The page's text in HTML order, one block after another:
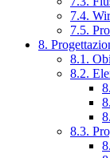
7.4.
7.5.
8.
8.1.
8.2.
8.3.